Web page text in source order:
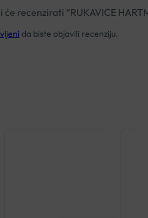
recenzirati “RUKAVICE
da biste objavili recenziju.